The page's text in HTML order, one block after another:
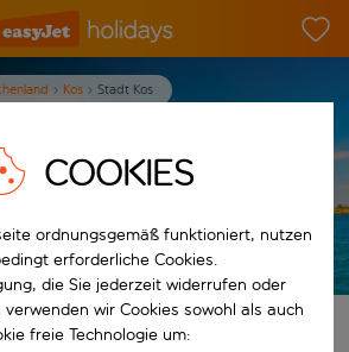
Kos Stadt Kos
Stadt
Urlaub
COOKIES
ordnungsgemäß funktioniert, nutzen
erforderliche Cookies.
die Sie jederzeit widerrufen oder
wir Cookies sowohl als auch
freie Technologie um: